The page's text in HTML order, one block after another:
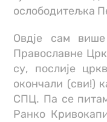
ослободитељка
Овдје сам
Православне
су, послије
окончали (сви!)
СПЦ. Па се
Ранко